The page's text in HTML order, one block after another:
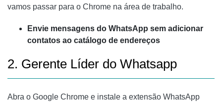
vamos passar para o Chrome na área de trabalho.
Envie mensagens do WhatsApp sem adicionar
contatos ao catálogo de endereços
2. Gerente Líder do Whatsapp
Abra o Google Chrome e instale a extensão WhatsApp